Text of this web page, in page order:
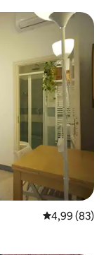
4,99 de uma
4,99 (83)